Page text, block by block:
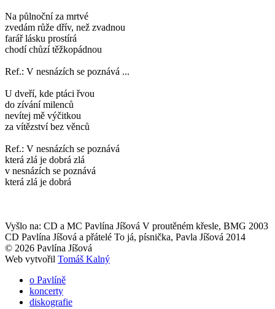
Na půlnoční za mrtvé
zvedám růže dřív, než zvadnou
farář lásku prostírá
chodí chůzí těžkopádnou
Ref.: V nesnázích se poznává ...
U dveří, kde ptáci řvou
do zívání milenců
nevítej mě výčitkou
za vítězství bez věnců
Ref.: V nesnázích se poznává
která zlá je dobrá zlá
v nesnázích se poznává
která zlá je dobrá
Vyšlo na: CD a MC Pavlína Jíšová V proutěném křesle, BMG 2003
CD Pavlína Jíšová a přátelé To já, písnička, Pavla Jíšová 2014
© 2026 Pavlína Jíšová
Web vytvořil Tomáš Kalný
o Pavlíně
koncerty
diskografie